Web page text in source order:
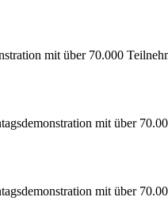
mit über 70.000
mit über
mit über